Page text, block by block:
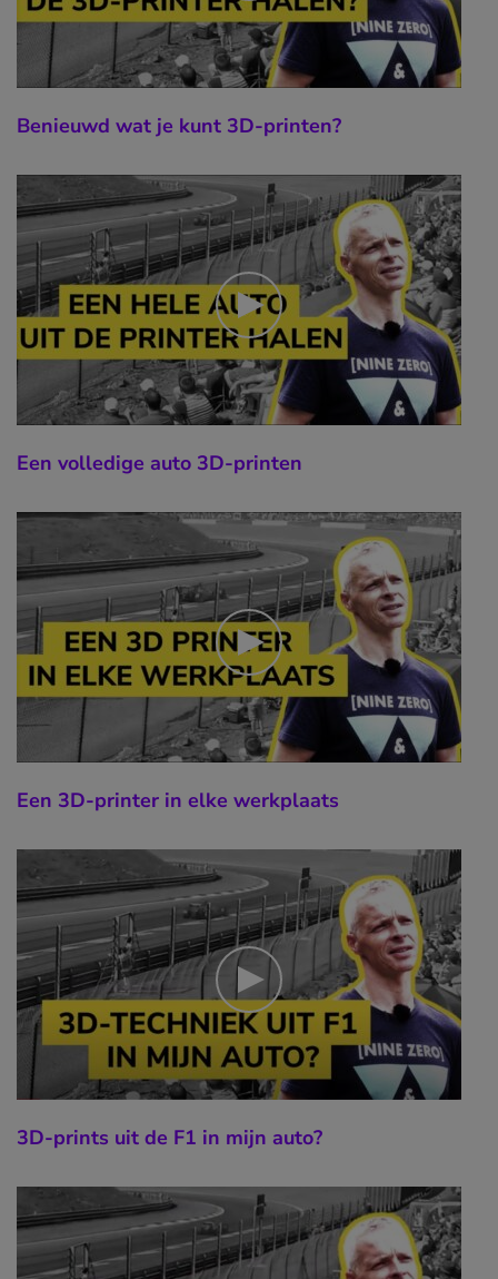
Benieuwd wat je kunt 3D-printen?
Een volledige auto 3D-printen
Een 3D-printer in elke werkplaats
3D-prints uit de F1 in mijn auto?